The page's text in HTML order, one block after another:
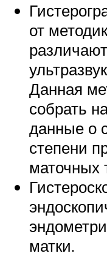
от
Данная
собрать
данные о
степени
маточных
матки.